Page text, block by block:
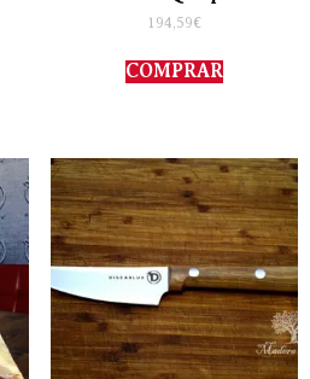
194,59€
COMPRAR